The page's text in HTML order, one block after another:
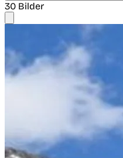
30 Bilder